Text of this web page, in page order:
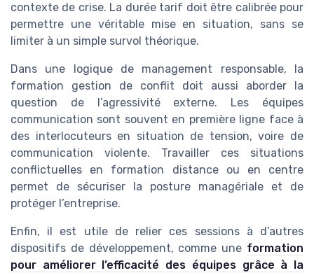
contexte de crise. La durée tarif doit être calibrée pour
permettre une véritable mise en situation, sans se
limiter à un simple survol théorique.
Dans une logique de management responsable, la
formation gestion de conflit doit aussi aborder la
question de l’agressivité externe. Les équipes
communication sont souvent en première ligne face à
des interlocuteurs en situation de tension, voire de
communication violente. Travailler ces situations
conflictuelles en formation distance ou en centre
permet de sécuriser la posture managériale et de
protéger l’entreprise.
Enfin, il est utile de relier ces sessions à d’autres
dispositifs de développement, comme une formation
pour améliorer l’efficacité des équipes grâce à la